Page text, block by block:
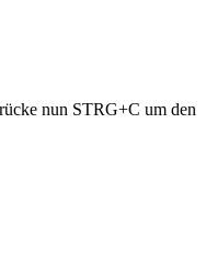
nun STRG+C um den